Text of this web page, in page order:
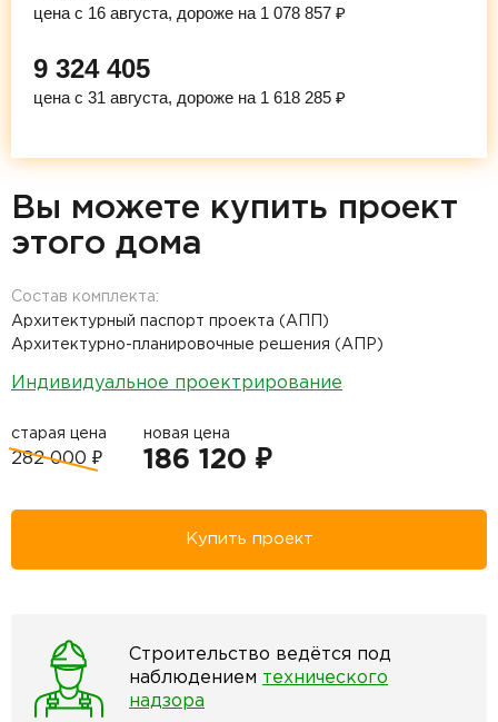
цена с 16 августа, дороже на 1 078 857 ₽
9 324 405
цена с 31 августа, дороже на 1 618 285 ₽
Вы можете купить проект
этого дома
Состав комплекта:
Архитектурный паспорт проекта (АПП)
Архитектурно-планировочные решения (АПР)
Индивидуальное проектрирование
старая цена
282 000 ₽
новая цена
186 120 ₽
Купить проект
Строительство ведётся под
наблюдением технического
надзора